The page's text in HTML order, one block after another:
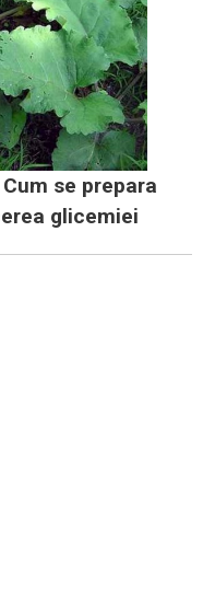
se prepara
glicemiei